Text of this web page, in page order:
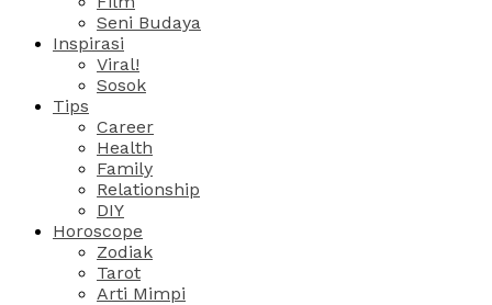
Seni Budaya
Inspirasi
Viral!
Sosok
Tips
Career
Health
Family
Relationship
DIY
Horoscope
Zodiak
Tarot
Arti Mimpi